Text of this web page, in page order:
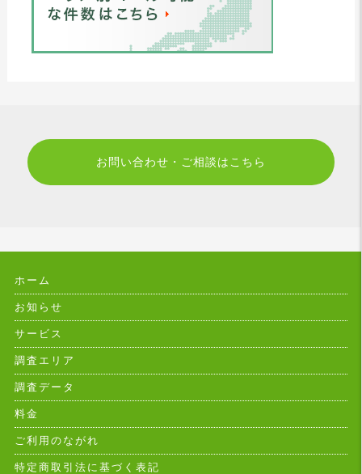
お問い合わせ・ご相談はこちら
ホーム
お知らせ
サービス
調査エリア
調査データ
料金
ご利用のながれ
特定商取引法に基づく表記